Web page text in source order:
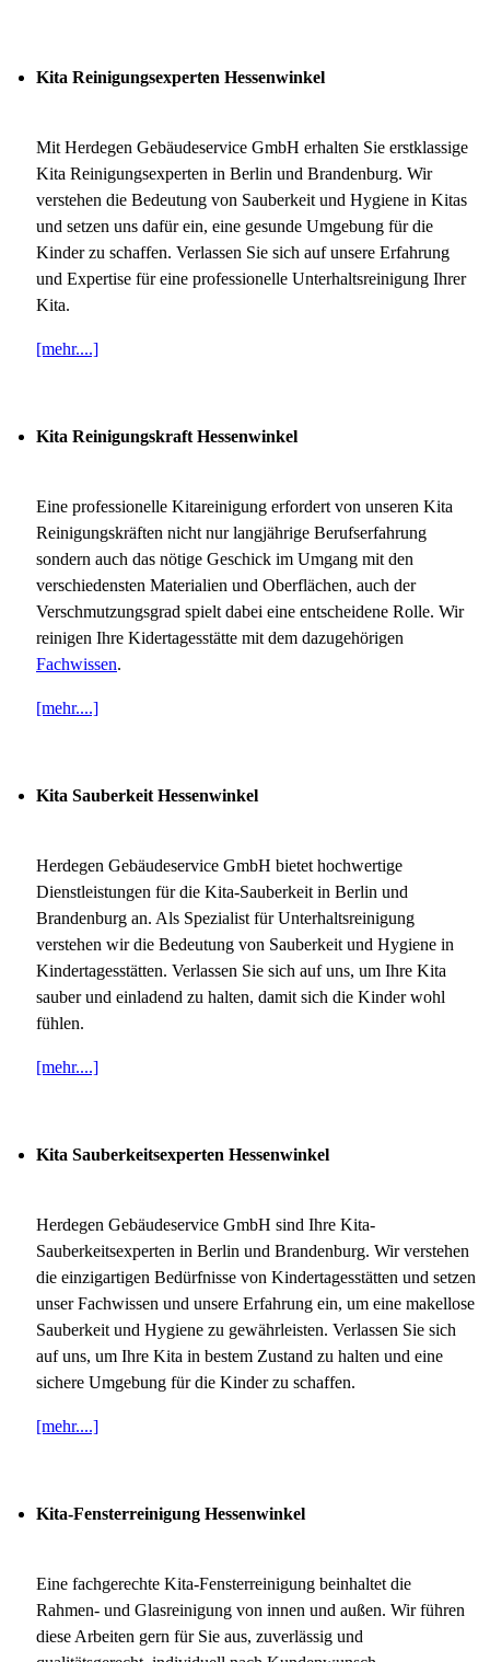
Kita Reinigungsexperten Hessenwinkel
Mit Herdegen Gebäudeservice GmbH erhalten Sie erstklassige
Kita Reinigungsexperten in Berlin und Brandenburg. Wir
verstehen die Bedeutung von Sauberkeit und Hygiene in Kitas
und setzen uns dafür ein, eine gesunde Umgebung für die
Kinder zu schaffen. Verlassen Sie sich auf unsere Erfahrung
und Expertise für eine professionelle Unterhaltsreinigung Ihrer
Kita.
[mehr....]
Kita Reinigungskraft Hessenwinkel
Eine professionelle Kitareinigung erfordert von unseren Kita
Reinigungskräften nicht nur langjährige Berufserfahrung
sondern auch das nötige Geschick im Umgang mit den
verschiedensten Materialien und Oberflächen, auch der
Verschmutzungsgrad spielt dabei eine entscheidene Rolle. Wir
reinigen Ihre Kidertagesstätte mit dem dazugehörigen
Fachwissen.
[mehr....]
Kita Sauberkeit Hessenwinkel
Herdegen Gebäudeservice GmbH bietet hochwertige
Dienstleistungen für die Kita-Sauberkeit in Berlin und
Brandenburg an. Als Spezialist für Unterhaltsreinigung
verstehen wir die Bedeutung von Sauberkeit und Hygiene in
Kindertagesstätten. Verlassen Sie sich auf uns, um Ihre Kita
sauber und einladend zu halten, damit sich die Kinder wohl
fühlen.
[mehr....]
Kita Sauberkeitsexperten Hessenwinkel
Herdegen Gebäudeservice GmbH sind Ihre Kita-
Sauberkeitsexperten in Berlin und Brandenburg. Wir verstehen
die einzigartigen Bedürfnisse von Kindertagesstätten und setzen
unser Fachwissen und unsere Erfahrung ein, um eine makellose
Sauberkeit und Hygiene zu gewährleisten. Verlassen Sie sich
auf uns, um Ihre Kita in bestem Zustand zu halten und eine
sichere Umgebung für die Kinder zu schaffen.
[mehr....]
Kita-Fensterreinigung Hessenwinkel
Eine fachgerechte Kita-Fensterreinigung beinhaltet die
Rahmen- und Glasreinigung von innen und außen. Wir führen
diese Arbeiten gern für Sie aus, zuverlässig und